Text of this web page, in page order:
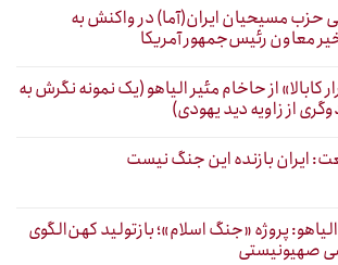
حزب مسیحیان ایران(آما) در واکنش به
معاون رئیس‌جمهور آمریکا
کابالا» از حاخام مئیر الیاهو (یک نمونه نگرش به
از زاویه دید یهودی)
ایران بازنده این جنگ نیست
الیاهو: پروژه «جنگ اسلام»؛ بازتولید کهن‌الگوی
صهیونیستی